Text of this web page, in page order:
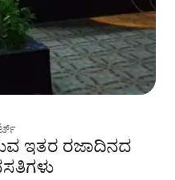
ಇತರ ರಜಾದಿನದ